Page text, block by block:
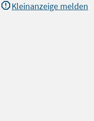
Kleinanzeige melden